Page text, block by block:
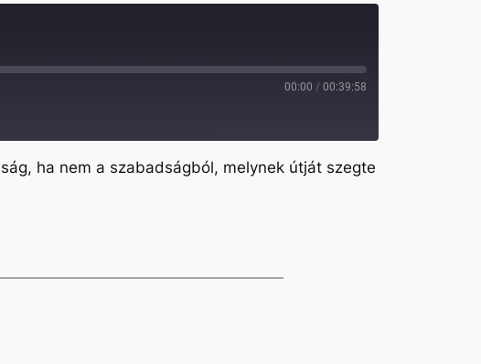
00:00 / 00:39:58
ha nem a szabadságból, melynek útját szegte